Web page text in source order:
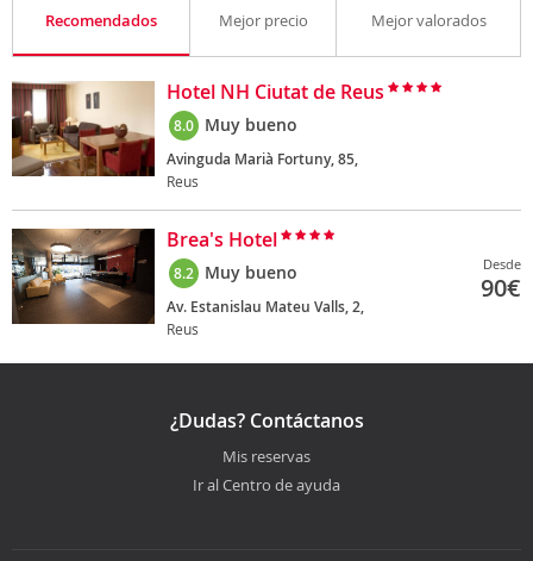
Recomendados Mejor precio Mejor valorados
Hotel NH Ciutat de Reus
8.0 Muy bueno
Avinguda Marià Fortuny, 85,
Reus
Brea's Hotel
8.2 Muy bueno
Av. Estanislau Mateu Valls, 2,
Reus
Desde
90€
¿Dudas? Contáctanos
Mis reservas
Ir al Centro de ayuda